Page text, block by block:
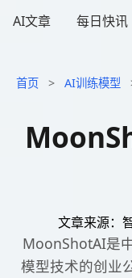
AI文章 每日快讯
首页 > AI训练模型
文章来源：
MoonShotAI是
模型技术的创业